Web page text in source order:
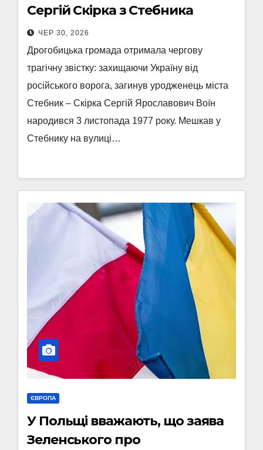
Сергій Скірка з Стебника
ЧЕР 30, 2026
Дрогобицька громада отримала чергову
трагічну звістку: захищаючи Україну від
російського ворога, загинув уродженець міста
Стебник – Скірка Сергій Ярославович Воїн
народився 3 листопада 1977 року. Мешкав у
Стебнику на вулиці…
ЄВРОПА
У Польщі вважають, що заява
Зеленського про